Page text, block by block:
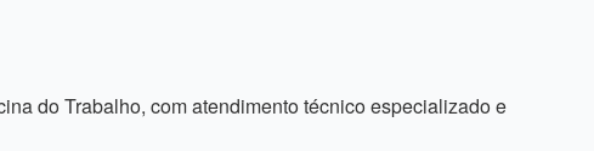
do Trabalho, com atendimento técnico especializado e